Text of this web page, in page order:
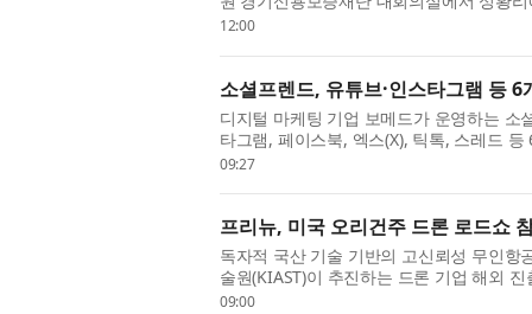
와 전자 산업의 공정 제어 및 지원 솔루션
12:00
소셜프렌드, 유튜브·인스타그램 등
디지털 마케팅 기업 보메드가 운영하는 소
타그램, 페이스북, 엑스(X), 틱톡, 스레드
할 수 있는 통합 환경을 제공한다고 밝혔다
09:27
프리뉴, 미국 오리건주 드론 로드쇼
독자적 국산 기술 기반의 고신뢰성 무인항
술원(KIAST)이 추진하는 드론 기업 해외
드쇼’에 참가해 북미 시장 판로 개척에 본
09:00